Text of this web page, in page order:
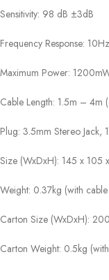
Sensitivity: 98 dB ±3dB
Frequency Response:
Maximum Power:
Cable Length: 1.5m – 4m
Plug: 3.5mm Stereo Jack,
Size (WxDxH): 145 x
Weight: 0.37kg (with
Carton Size (WxDxH):
Carton Weight: 0.5kg